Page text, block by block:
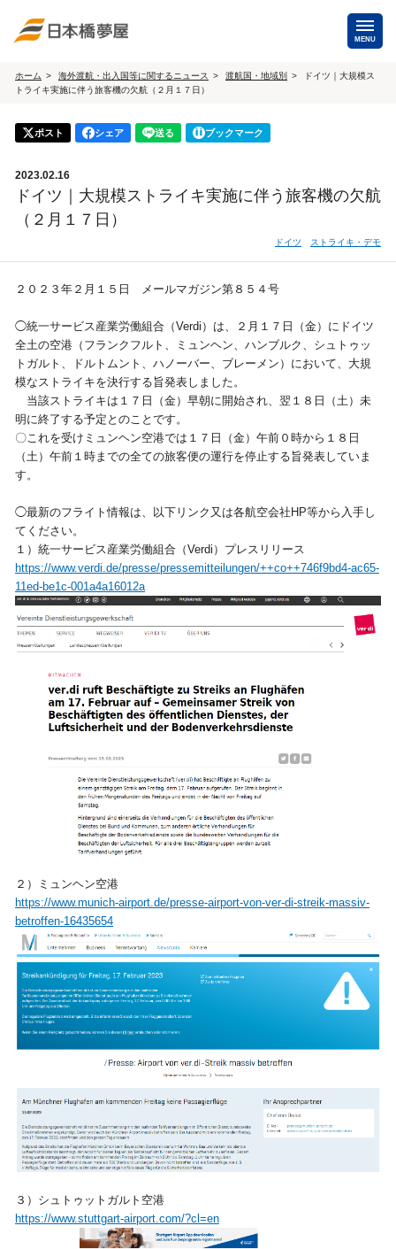
MENU
海外手配
海外航空券
商用・就労ビザ
ホテル・専用車・
通訳・ガイド
保険・Wi-Fiレンタル
国内手配
航空券 ホテル・会議室
貸切バス・ハイヤー 通訳・ガイド
視察旅行・研修旅行
採用情報
お問合わせ
ホーム 海外渡航・出入国等に関するニュース 渡航国・地域別
ドイツ｜大規模ス
トライキ実施に伴う旅客機の欠航（２月１７日）
ポスト シェア 送る ブックマーク
2023.02.16
ドイツ｜大規模ストライキ実施に伴う旅客機の欠航
（２月１７日）
ドイツ ストライキ・デモ
２０２３年２月１５日 メールマガジン第８５４号
◯統一サービス産業労働組合（Verdi）は、２月１７日（金）にドイツ
全土の空港（フランクフルト、ミュンヘン、ハンブルク、シュトゥッ
トガルト、ドルトムント、ハノーバー、ブレーメン）において、大規
模なストライキを決行する旨発表しました。
当該ストライキは１７日（金）早朝に開始され、翌１８日（土）未
明に終了する予定とのことです。
〇これを受けミュンヘン空港では１７日（金）午前０時から１８日
（土）午前１時までの全ての旅客便の運行を停止する旨発表していま
す。
◯最新のフライト情報は、以下リンク又は各航空会社HP等から入手し
てください。
１）統一サービス産業労働組合（Verdi）プレスリリース
https://www.verdi.de/presse/pressemitteilungen/++co++746f9bd4-ac65-
11ed-be1c-001a4a16012a
２）ミュンヘン空港
https://www.munich-airport.de/presse-airport-von-ver-di-streik-massiv-
betroffen-16435654
３）シュトゥットガルト空港
https://www.stuttgart-airport.com/?cl=en